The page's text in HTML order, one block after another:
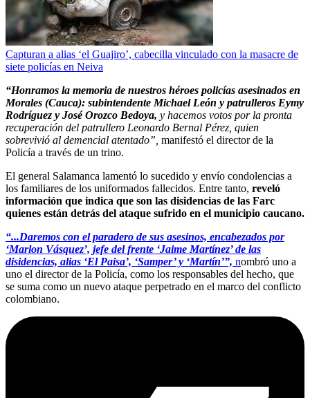
Capturan a alias ‘el Guajiro’, cabecilla vinculado con la masacre de
siete policías en Neiva
“Honramos la memoria de nuestros héroes policías asesinados en
Morales (Cauca): subintendente Michael León y patrulleros Eymy
Rodríguez y José Orozco Bedoya, y hacemos votos por la pronta
recuperación del patrullero Leonardo Bernal Pérez, quien
sobrevivió al demencial atentado”, manifestó el director de la
Policía a través de un trino.
El general Salamanca lamentó lo sucedido y envío condolencias a
los familiares de los uniformados fallecidos. Entre tanto, reveló
información que indica que son las disidencias de las Farc
quienes están detrás del ataque sufrido en el municipio caucano.
“...Daremos con el paradero de sus asesinos, encabezados por
‘Marlon Vásquez’, jefe del frente ‘Jaime Martínez’ de las
disidencias, alias ‘El Paisa’, ‘Samper’ y ‘Martín’”, nombró uno a
uno el director de la Policía, como los responsables del hecho, que
se suma como un nuevo ataque perpetrado en el marco del conflicto
colombiano.